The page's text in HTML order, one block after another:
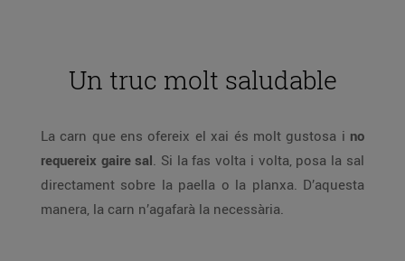
Un truc molt saludable
La carn que ens ofereix el xai és molt gustosa i no
requereix gaire sal. Si la fas volta i volta, posa la sal
directament sobre la paella o la planxa. D’aquesta
manera, la carn n’agafarà la necessària.